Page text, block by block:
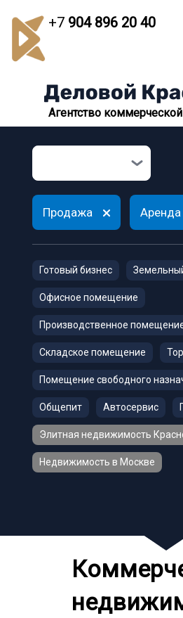
+7904 896 20 40
Агентство
Продажа Аренда
Готовый бизнес
Офисное помещение
Производственное
Складское помещение
Помещение свободного
Общепит Автосервис
Элитная недвижимость
Недвижимость в Москве